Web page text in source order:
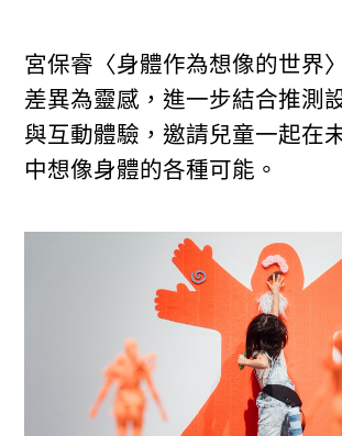
宮保睿〈身體作為想像的世界
差異為靈感，進一步結合推測
與互動體驗，邀請兒童一起在
中想像身體的各種可能。